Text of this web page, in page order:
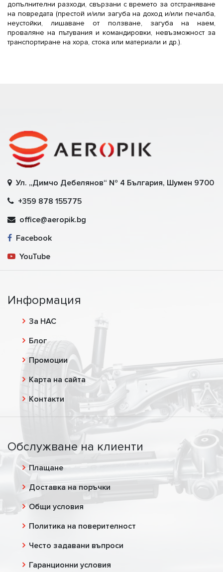
допълнителни разходи, свързани с времето за отстраняване
на повредата (престой и/или загуба на доход и/или печалба,
неустойки, лишаване от ползване, загуба на наем,
проваляне на пътувания и командировки, невъзможност за
транспортиране на хора, стока или материали и др.).
Ул. „Димчо Дебелянов“ № 4 България, Шумен 9700
+359 878 155775
office@aeropik.bg
Facebook
YouTube
Информация
За НАС
Блог
Промоции
Карта на сайта
Контакти
Обслужване на клиенти
Плащане
Доставка на поръчки
Общи условия
Политика на поверителност
Често задавани въпроси
Гаранционни условия